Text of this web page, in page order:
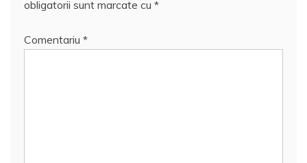
obligatorii sunt marcate cu *
Comentariu *